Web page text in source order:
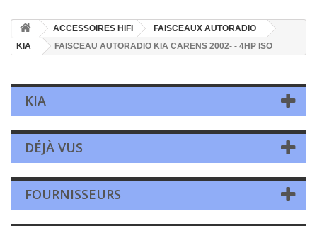
ACCESSOIRES HIFI
FAISCEAUX AUTORADIO
KIA
FAISCEAU AUTORADIO KIA CARENS 2002- - 4HP ISO
KIA
DÉJÀ VUS
FOURNISSEURS